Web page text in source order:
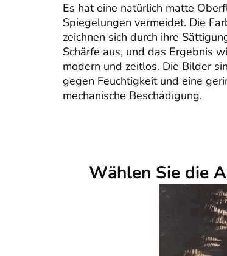
Es hat eine natürlich matte
Spiegelungen vermeidet. Die
zeichnen sich durch ihre
Schärfe aus, und das Ergebnis
modern und zeitlos. Die Bilder
gegen Feuchtigkeit und eine
mechanische Beschädigung.
Wählen Sie die